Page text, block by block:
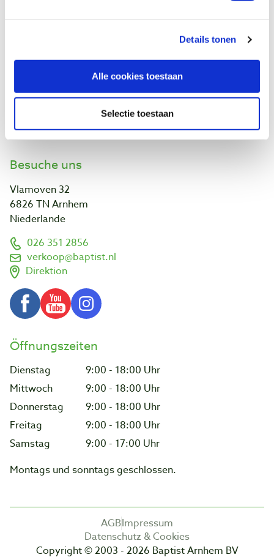
Details tonen
Alle cookies toestaan
Selectie toestaan
Baptist Arnheim
Ontdek IJsseloord 1
Über uns!
Kalender
Kunden projekte
Besuche uns
Vlamoven 32
6826 TN Arnhem
Niederlande
026 351 2856
verkoop@baptist.nl
Direktion
Öffnungszeiten
Dienstag
9:00 - 18:00 Uhr
Mittwoch
9:00 - 18:00 Uhr
Donnerstag
9:00 - 18:00 Uhr
Freitag
9:00 - 18:00 Uhr
Samstag
9:00 - 17:00 Uhr
Montags und sonntags geschlossen.
AGBImpressum
Datenschutz & Cookies
Copyright © 2003 - 2026 Baptist Arnhem BV